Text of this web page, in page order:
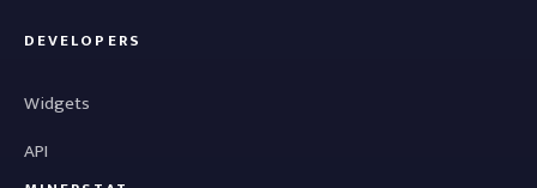
DEVELOPERS
Widgets
API